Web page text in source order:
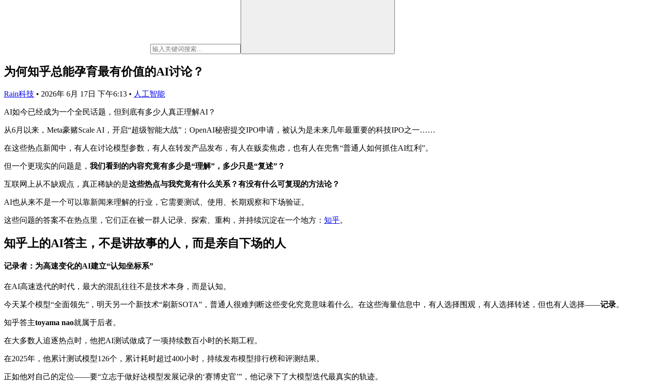
为何知乎总能孕育最有价值的AI讨论？
Rain科技 • 2026年 6月 17日 下午6:13 • 人工智能
AI如今已经成为一个全民话题，但到底有多少人真正理解AI？
从6月以来，Meta豪赌Scale AI，开启“超级智能大战”；OpenAI秘密提交IPO申请，被认为是未来几年最重要的科技IPO之一……
在这些热点新闻中，有人在讨论模型参数，有人在转发产品发布，有人在贩卖焦虑，也有人在兜售“普通人如何抓住AI红利”。
但一个更现实的问题是， 我们看到的内容究竟有多少是“理解”，多少只是“复述”？
互联网上从不缺观点，真正稀缺的是这些热点与我究竟有什么关系？有没有什么可复现的方法论？
AI也从来不是一个可以靠新闻来理解的行业，它需要测试、使用、长期观察和下场验证。
这些问题的答案不在热点里，它们正在被一群人记录、探索、重构，并持续沉淀在一个地方： 知乎。
知乎上的AI答主，不是讲故事的人，而是亲自下场的人
记录者：为高速变化的AI建立“认知坐标系”
在AI高速迭代的时代，最大的混乱往往不是技术本身，而是认知。
今天某个模型“全面领先”，明天另一个新技术“刷新SOTA”，普通人很难判断这些变化究竟意味着什么。在这些海量信息中，有人选择围观，有人选择转述，但也有人选择——记录。
知乎答主toyama nao就属于后者。
在大多数人追逐热点时，他把AI测试做成了一项持续数百小时的长期工程。
在2025年，他累计测试模型126个，累计耗时超过400小时，持续发布模型排行榜和评测结果。
正如他对自己的定位——要“立志于做好达模型发展记录的‘赛博史官’”，他记录下了大模型迭代最真实的轨迹。